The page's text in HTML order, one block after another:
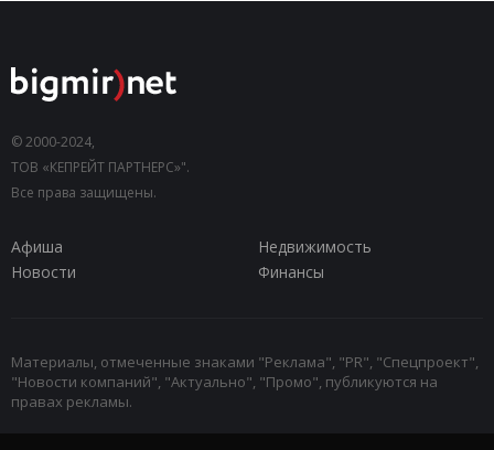
© 2000-2024,
ТОВ «КЕПРЕЙТ ПАРТНЕРС»".
Все права защищены.
Афиша
Недвижимость
Новости
Финансы
Материалы, отмеченные знаками "Реклама", "PR", "Спецпроект",
"Новости компаний", "Актуально", "Промо", публикуются на
правах рекламы.